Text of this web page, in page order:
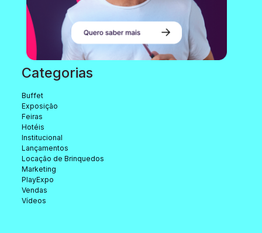
Categorias
Buffet
Exposição
Feiras
Hotéis
Institucional
Lançamentos
Locação de Brinquedos
Marketing
PlayExpo
Vendas
Vídeos